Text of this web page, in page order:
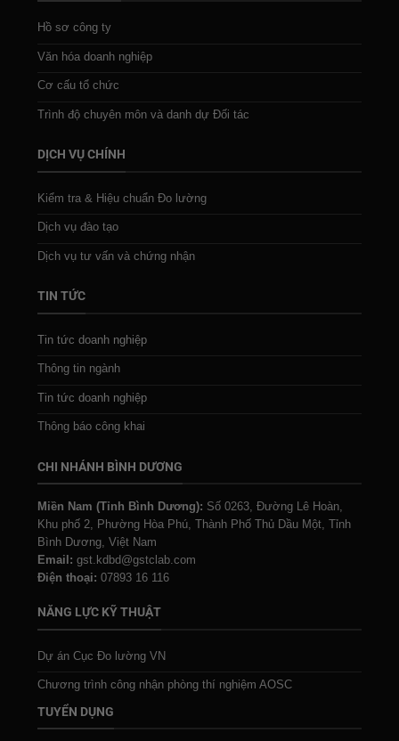
Hồ sơ công ty
Văn hóa doanh nghiệp
Cơ cấu tổ chức
Trình độ chuyên môn và danh dự Đối tác
DỊCH VỤ CHÍNH
Kiểm tra & Hiệu chuẩn Đo lường
Dịch vụ đào tạo
Dịch vụ tư vấn và chứng nhận
TIN TỨC
Tin tức doanh nghiệp
Thông tin ngành
Tin tức doanh nghiệp
Thông báo công khai
CHI NHÁNH BÌNH DƯƠNG
Miền Nam (Tỉnh Bình Dương): Số 0263, Đường Lê Hoàn,
Khu phố 2, Phường Hòa Phú, Thành Phố Thủ Dầu Một, Tỉnh
Bình Dương, Việt Nam
Email: gst.kdbd@gstclab.com
Điện thoại: 07893 16 116
NĂNG LỰC KỸ THUẬT
Dự án Cục Đo lường VN
Chương trình công nhận phòng thí nghiệm AOSC
TUYỂN DỤNG